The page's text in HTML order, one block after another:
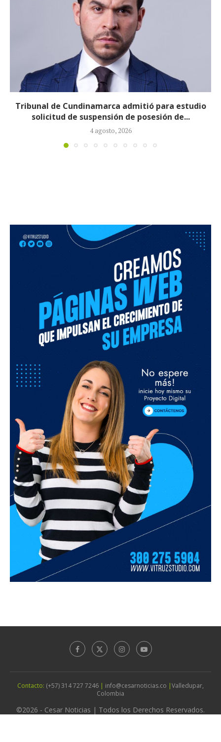
estudio
Reducirán afiliados de la
la ministra de
Contacto: (+57) 314 727 7246 | info@cesarnoticias.co |Valledupar,
Colombia
©2026 - Cesar Noticias | Todos los Derechos Reservados.